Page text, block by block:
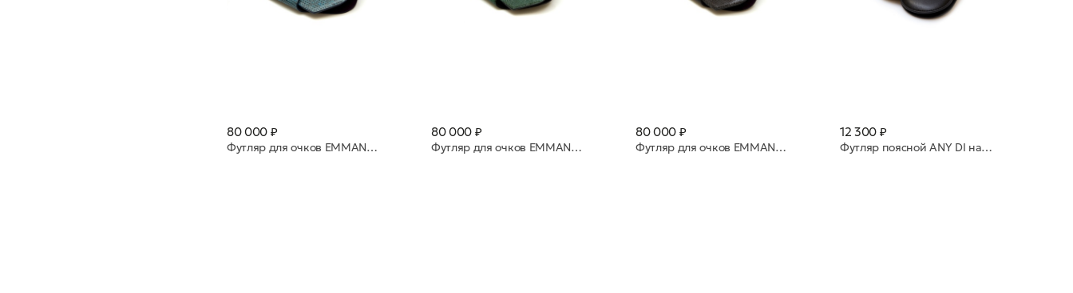
80 000 ₽
Футляр для очков EMMANUELLE_KIRSCH Blue
80 000 ₽
Футляр для очков EMMANUELLE_KIRSCH Vert 1235
80 000 ₽
Футляр для очков EMMANUELLE_KIRSCH Noir 1090
12 300 ₽
Футляр поясной ANY DI натуральная кожа SP101652 Fatima